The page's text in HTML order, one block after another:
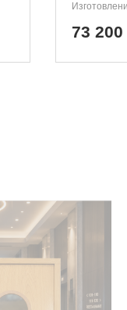
ручки)
73 200